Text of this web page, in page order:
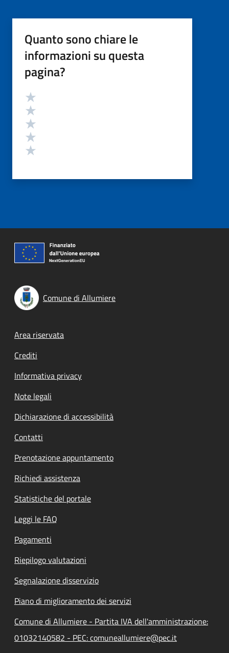
Quanto sono chiare le
informazioni su questa
pagina?
Valutazione
Comune di Allumiere
Footer menu
Area riservata
Crediti
Informativa privacy
Note legali
Dichiarazione di accessibilità
Contatti
Prenotazione appuntamento
Richiedi assistenza
Statistiche del portale
Leggi le FAQ
Pagamenti
Riepilogo valutazioni
Segnalazione disservizio
Piano di miglioramento dei servizi
Comune di Allumiere - Partita IVA dell'amministrazione:
01032140582 - PEC: comuneallumiere@pec.it